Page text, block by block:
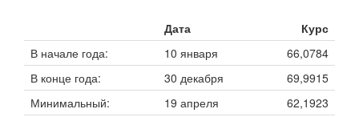
Дата
Курс
В начале года:
10 января
66,0784
В конце года:
30 декабря
69,9915
Минимальный:
19 апреля
62,1923